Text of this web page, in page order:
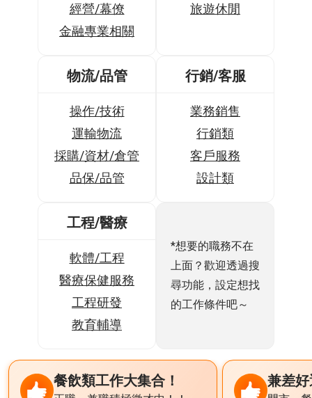
經營/幕僚
金融專業相關
旅遊休閒
物流/品管
操作/技術
運輸物流
採購/資材/倉管
品保/品管
行銷/客服
業務銷售
行銷類
客戶服務
設計類
工程/醫療
軟體/工程
醫療保健服務
工程研發
教育輔導
*想要的職務不在
上面？歡迎透過搜
尋功能，設定想找
的工作條件吧～
餐飲類工作大集合！ 兼差